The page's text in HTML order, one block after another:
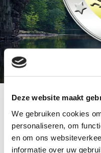
Deze website maakt
We gebruiken cookies
personaliseren, om
en om ons
informatie over uw